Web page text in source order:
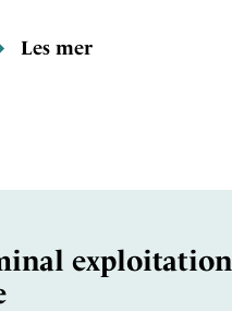
Les mer
exploitation